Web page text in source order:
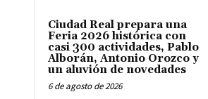
Ciudad Real prepara una
Feria 2026 histórica con
casi 300 actividades, Pablo
Alborán, Antonio Orozco y
un aluvión de novedades
6 de agosto de 2026